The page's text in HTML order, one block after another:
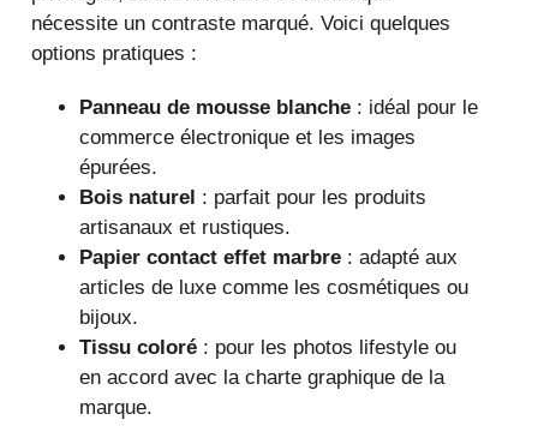
nécessite un contraste marqué. Voici quelques
options pratiques :
Panneau de mousse blanche : idéal pour le
commerce électronique et les images
épurées.
Bois naturel : parfait pour les produits
artisanaux et rustiques.
Papier contact effet marbre : adapté aux
articles de luxe comme les cosmétiques ou
bijoux.
Tissu coloré : pour les photos lifestyle ou
en accord avec la charte graphique de la
marque.